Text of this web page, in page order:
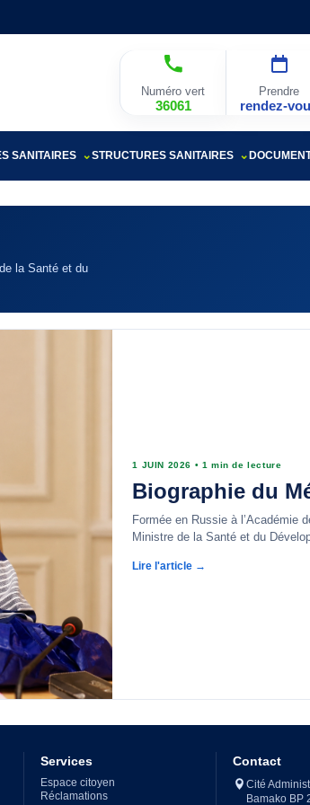
Numéro vert
36061
Prendre
rendez-
SANITAIRES STRUCTURES SANITAIRES
la Santé et du
1 JUIN 2026 • 1 min de lecture
Biographie du
Formée en Russie à l’Académie
Ministre de la Santé et du
Lire l'article →
Services
Espace citoyen
Réclamations
Contact
Cité
Bamako BP